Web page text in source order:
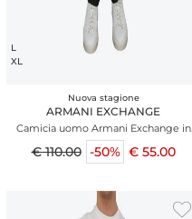
L
XL
Nuova stagione
ARMANI EXCHANGE
Camicia uomo Armani Exchange in
cotone righe blu
€ 110.00 -50% € 55.00